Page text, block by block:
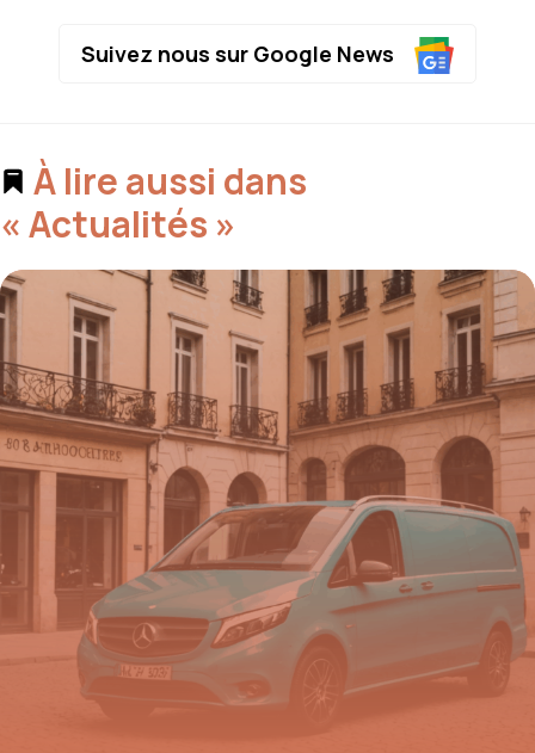
Suivez nous sur Google News
À lire aussi dans
« Actualités »